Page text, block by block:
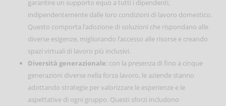
garantire un supporto equo a tutti i dipendenti,
indipendentemente dalle loro condizioni di lavoro domestico.
Questo comporta l’adozione di soluzioni che rispondano alle
diverse esigenze, migliorando l’accesso alle risorse e creando
spazi virtuali di lavoro più inclusivi.
Diversità generazionale: con la presenza di fino a cinque
generazioni diverse nella forza lavoro, le aziende stanno
adottando strategie per valorizzare le esperienze e le
aspettative di ogni gruppo. Questi sforzi includono